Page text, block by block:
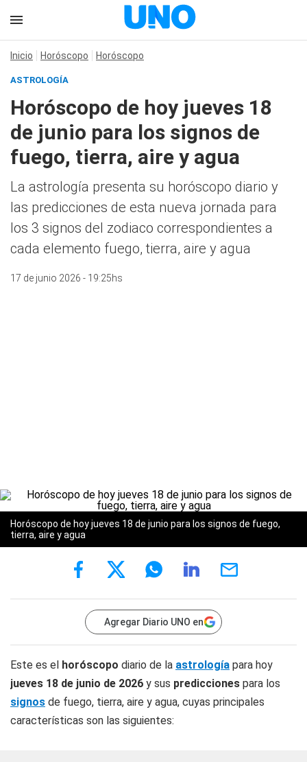
Inicio Horóscopo Horóscopo
ASTROLOGÍA
Horóscopo de hoy jueves 18
de junio para los signos de
fuego, tierra, aire y agua
La astrología presenta su horóscopo diario y
las predicciones de esta nueva jornada para
los 3 signos del zodiaco correspondientes a
cada elemento fuego, tierra, aire y agua
17 de junio 2026 - 19:25hs
Horóscopo de hoy jueves 18 de junio para los signos de fuego,
tierra, aire y agua
Agregar Diario UNO en
Este es el horóscopo diario de la astrología para hoy
jueves 18 de junio de 2026 y sus predicciones para los
signos de fuego, tierra, aire y agua, cuyas principales
características son las siguientes: